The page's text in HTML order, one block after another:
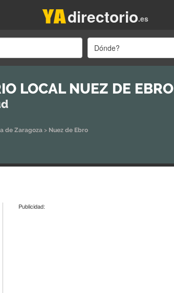
.es
directorio
Dónde?
LOCAL NUEZ DE EBRO
de Zaragoza > Nuez de Ebro
Publicidad: